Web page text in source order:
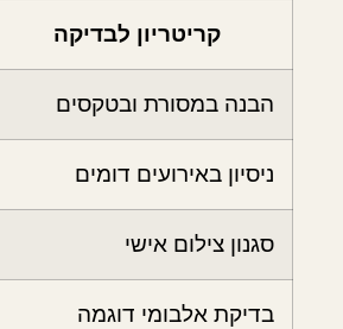
קריטריון לבדיקה
הבנה במסורת ובטקסים
ניסיון באירועים דומים
סגנון צילום אישי
בדיקת אלבומי דוגמה